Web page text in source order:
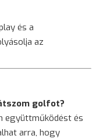
és a
az
golfot?
együttműködést és
arra, hogy